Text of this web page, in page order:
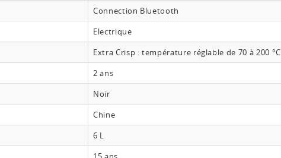
Connection Bluetooth
Electrique
Extra Crisp : température réglable de 70 à 200 °C
2 ans
Noir
Chine
6 L